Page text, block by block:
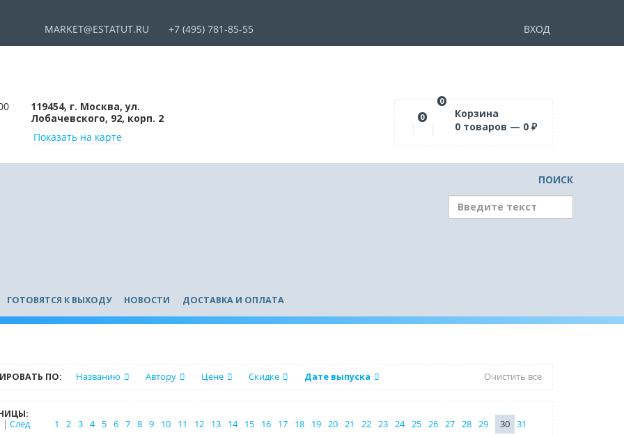
MARKET@ESTATUT.RU +7 (495) 781-85-55 ВХОД
119454, г. Москва, ул.
Лобачевского, 92, корп. 2
Показать на карте
0
0
Корзина
0 товаров — 0 ₽
ГОТОВЯТСЯ К ВЫХОДУ НОВОСТИ ДОСТАВКА И ОПЛАТА
ПОИСК
ПО: Названию Автору Цене Скидке Дате выпуска Очистить все
| След 1 2 3 4 5 6 7 8 9 10 11 12 13 14 15 16 17 18 19 20 21 22 23 24 25 26 27 28 29 30
31